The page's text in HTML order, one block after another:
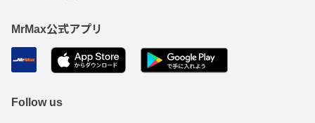
MrMax公式アプリ
Follow us